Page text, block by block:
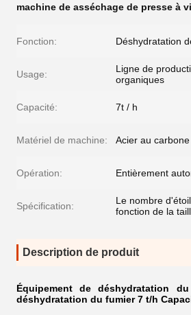
machine de asséchage de presse à
Fonction: Déshydratation
Usage:
Ligne de
organiques
Capacité: 7t / h
Matériel de machine: Acier au carbone
Opération: Entièrement
Spécification:
Le nombre
fonction de la
Description de produit
Équipement de déshydratation
déshydratation du fumier 7 t/h